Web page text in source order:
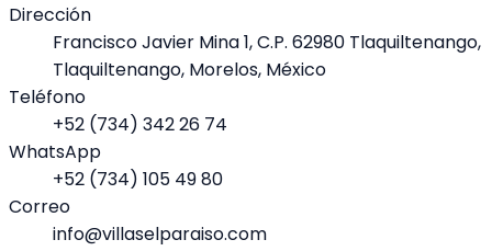
Dirección
Francisco Javier Mina 1, C.P. 62980 Tlaquiltenango,
Tlaquiltenango, Morelos, México
Teléfono
+52 (734) 342 26 74
WhatsApp
+52 (734) 105 49 80
Correo
info@villaselparaiso.com